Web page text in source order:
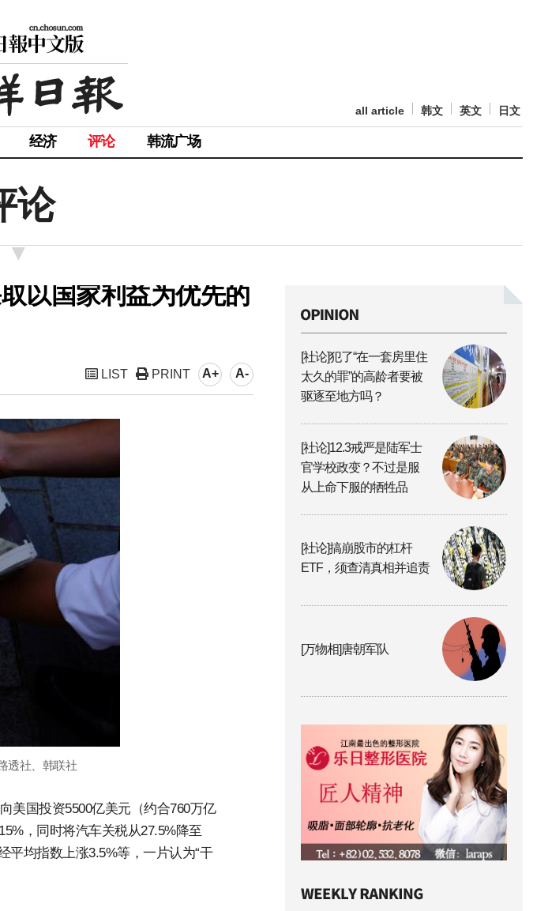
all article 韩文 英文 日文
经济 评论 韩流广场
论
以国家利益为优先的
LIST PRINT A+ A-
透社、韩联社
美国投资5500亿美元（约合760万亿
，同时将汽车关税从27.5%降至
平均指数上涨3.5%等，一片认为“干
[社论]犯了“在一套房里住
太久的罪”的高龄者要被
驱逐至地方吗？
[社论]12.3戒严是陆军士
官学校政变？不过是服
从上命下服的牺牲品
[社论]搞崩股市的杠杆
ETF，须查清真相并追责
[万物相]唐朝军队